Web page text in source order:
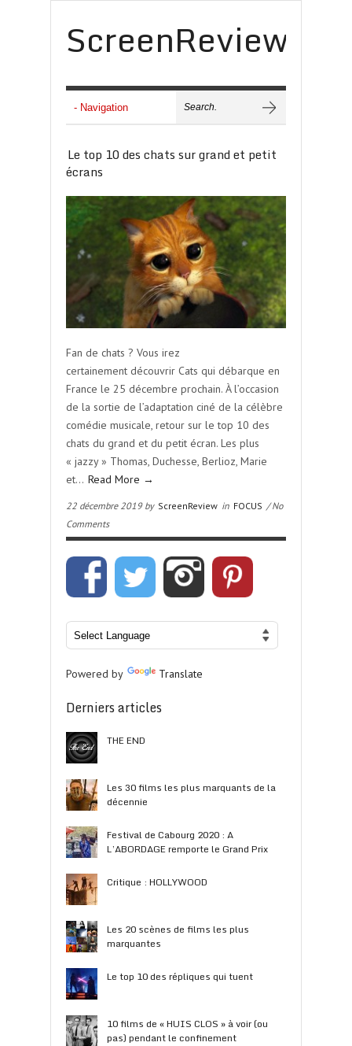
ScreenReview
Le top 10 des chats sur grand et petit
écrans
Fan de chats ? Vous irez
certainement découvrir Cats qui débarque en
France le 25 décembre prochain. À l’occasion
de la sortie de l’adaptation ciné de la célèbre
comédie musicale, retour sur le top 10 des
chats du grand et du petit écran. Les plus
« jazzy » Thomas, Duchesse, Berlioz, Marie
et… Read More →
22 décembre 2019 by ScreenReview in FOCUS / No
Comments
Powered by Translate
Derniers articles
THE END
Les 30 films les plus marquants de la
décennie
Festival de Cabourg 2020 : A
L’ABORDAGE remporte le Grand Prix
Critique : HOLLYWOOD
Les 20 scènes de films les plus
marquantes
Le top 10 des répliques qui tuent
10 films de « HUIS CLOS » à voir (ou
pas) pendant le confinement